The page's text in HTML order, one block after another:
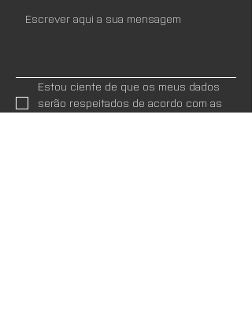
Estou ciente de que os meus dados